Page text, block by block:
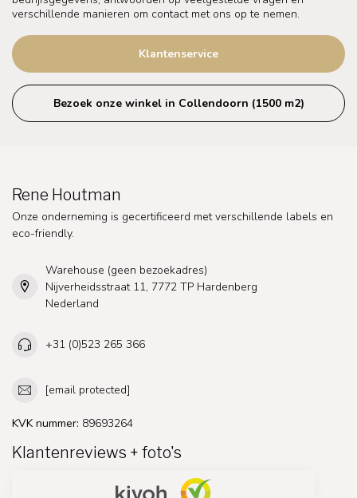
verschillende manieren om contact met ons op te nemen.
Klantenservice
Bezoek onze winkel in Collendoorn (1500 m2)
Rene Houtman
Onze onderneming is gecertificeerd met verschillende labels en
eco-friendly.
Warehouse (geen bezoekadres)
Nijverheidsstraat 11, 7772 TP Hardenberg
Nederland
+31 (0)523 265 366
[email protected]
KVK nummer: 89693264
Klantenreviews + foto's